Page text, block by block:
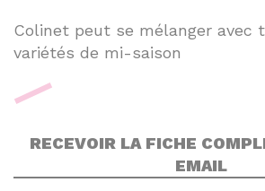
Colinet peut se mélanger avec
variétés de mi-saison
RECEVOIR LA FICHE
EMAIL